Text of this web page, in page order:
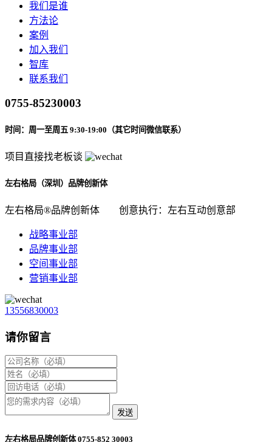
我们是谁
方法论
案例
加入我们
智库
联系我们
0755-85230003
时间：周一至周五 9:30-19:00（其它时间微信联系）
项目直接找老板谈
左右格局（深圳）品牌创新体
左右格局®品牌创新体 创意执行：左右互动创意部
战略事业部
品牌事业部
空间事业部
营销事业部
13556830003
请你留言
发送
左右格局品牌创新体 0755-852 30003